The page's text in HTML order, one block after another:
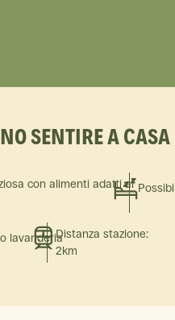
SENTIRE A CASA
con alimenti adatti ai
lavanderiaDistanza stazione:
2km